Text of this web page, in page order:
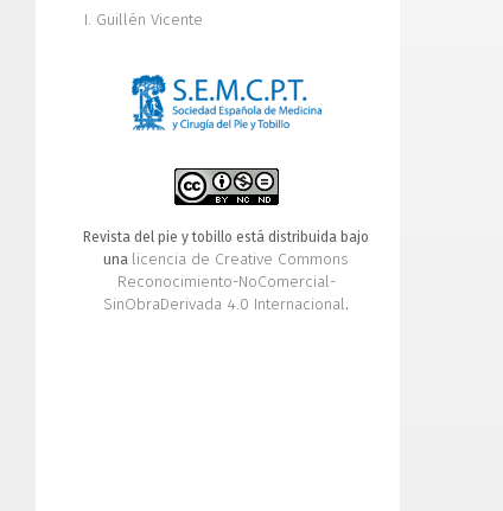
I. Guillén Vicente
Revista del pie y tobillo está distribuida bajo
una licencia de Creative Commons
Reconocimiento-NoComercial-
SinObraDerivada 4.0 Internacional.